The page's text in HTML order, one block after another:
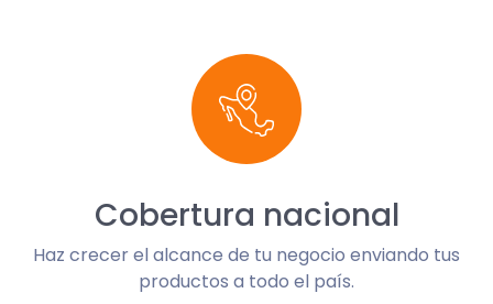
Cobertura nacional
Haz crecer el alcance de tu negocio enviando tus
productos a todo el país.